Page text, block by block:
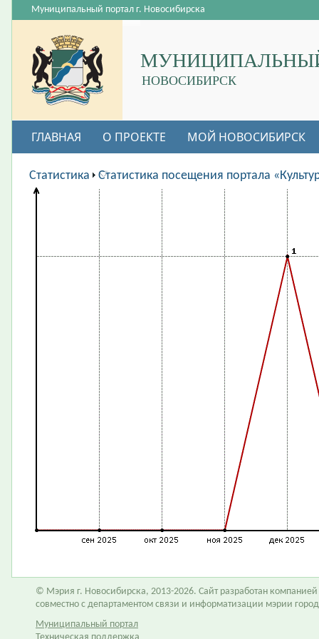
НОВОСИБИРСК
Муниципальный портал г. Новосибирска
ГЛАВНАЯ О ПРОЕКТЕ МОЙ НОВОСИБИРСК
ВАКАНСИИ
Статистика Статистика посещения портала
© Мэрия г. Новосибирска, 2013-2026. Сайт разработан компанией
совместно с департаментом связи и информатизации мэрии
Муниципальный портал